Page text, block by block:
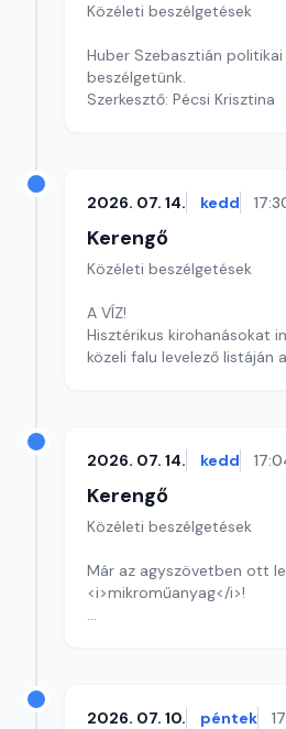
Közéleti beszélgetések
Huber Szebasztián politikai
beszélgetünk.
Szerkesztő: Pécsi Krisztina
2026. 07. 14. kedd
Kerengő
Közéleti beszélgetések
A VÍZ!
Hisztérikus kirohanásokat
közeli falu levelező listáján
2026. 07. 14. kedd
Kerengő
Közéleti beszélgetések
Már az agyszövetben ott
<i>mikroműanyag</i>!
2026. 07. 10. péntek